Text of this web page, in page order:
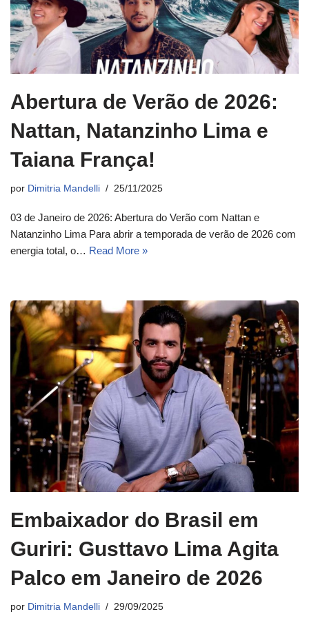
Abertura de Verão de 2026:
Nattan, Natanzinho Lima e
Taiana França!
por Dimitria Mandelli 25/11/2025
03 de Janeiro de 2026: Abertura do Verão com Nattan e
Natanzinho Lima Para abrir a temporada de verão de 2026 com
energia total, o… Read More »
Embaixador do Brasil em
Guriri: Gusttavo Lima Agita
Palco em Janeiro de 2026
por Dimitria Mandelli 29/09/2025